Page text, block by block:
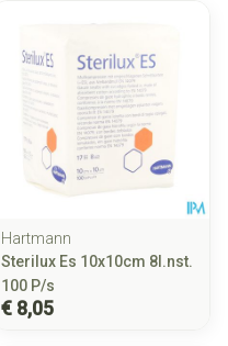
Hartmann
Sterilux Es 10x10cm 8l.nst.
100 P/s
€ 8,05